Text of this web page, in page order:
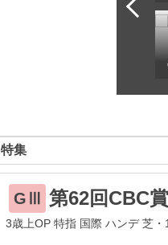
特集
GⅢ 第62回CBC賞
3歳上OP 特指 国際 ハンデ 芝・